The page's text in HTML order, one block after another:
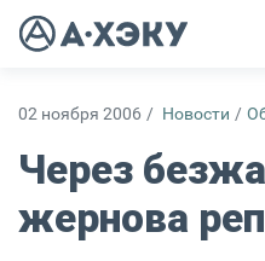
02 ноября 2006 / Новости /
Через
жернова